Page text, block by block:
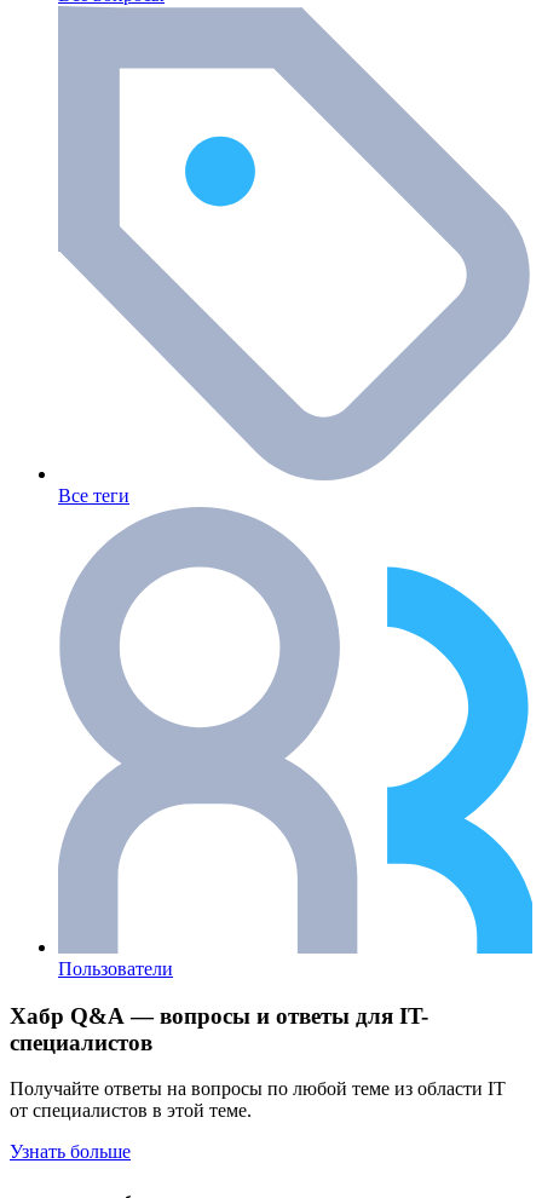
Все теги
Пользователи
Хабр Q&A — вопросы и ответы для IT-
специалистов
Получайте ответы на вопросы по любой теме из области IT
от специалистов в этой теме.
Узнать больше